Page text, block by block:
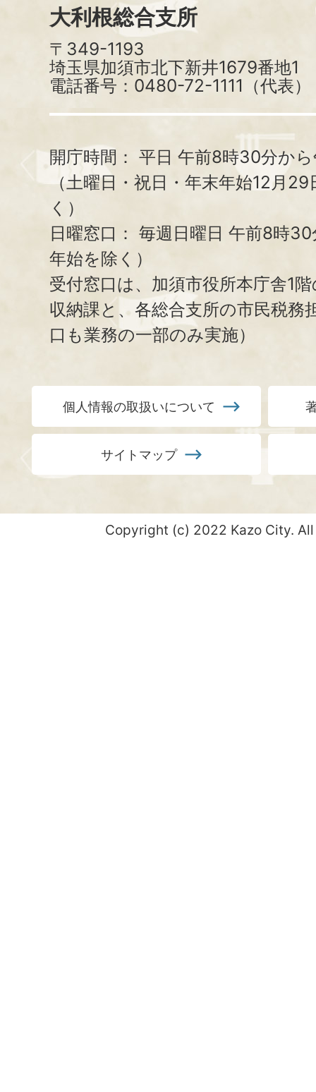
大利根総合支所
〒349-1193
埼玉県加須市北下新井1679番地1
電話番号：0480-72-1111（代表）
開庁時間： 平日 午前8時30分か
（土曜日・祝日・年末年始12月
く）
日曜窓口： 毎週日曜日 午前8時
年始を除く）
受付窓口は、加須市役所本庁舎1
収納課と、 各総合支所の市民税務
口も業務の一部のみ実施）
個人情報の取扱いについて
サイトマップ
Copyright (c) 2022 Kazo City.